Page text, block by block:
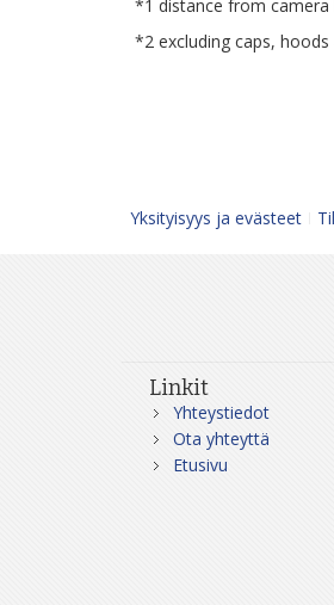
*1 distance from
*2 excluding caps,
Yksityisyys ja evästeet
Linkit
Yhteystiedot
Ota yhteyttä
Etusivu